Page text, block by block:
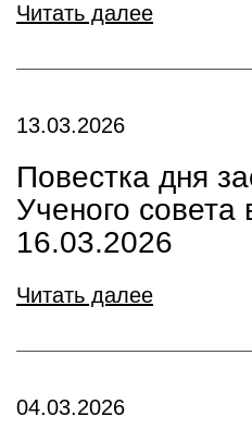
Читать далее
13.03.2026
Повестка дня
Ученого совета
16.03.2026
Читать далее
04.03.2026